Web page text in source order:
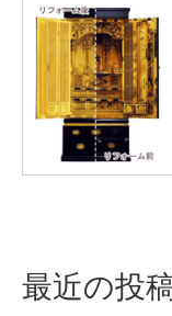
最近の投